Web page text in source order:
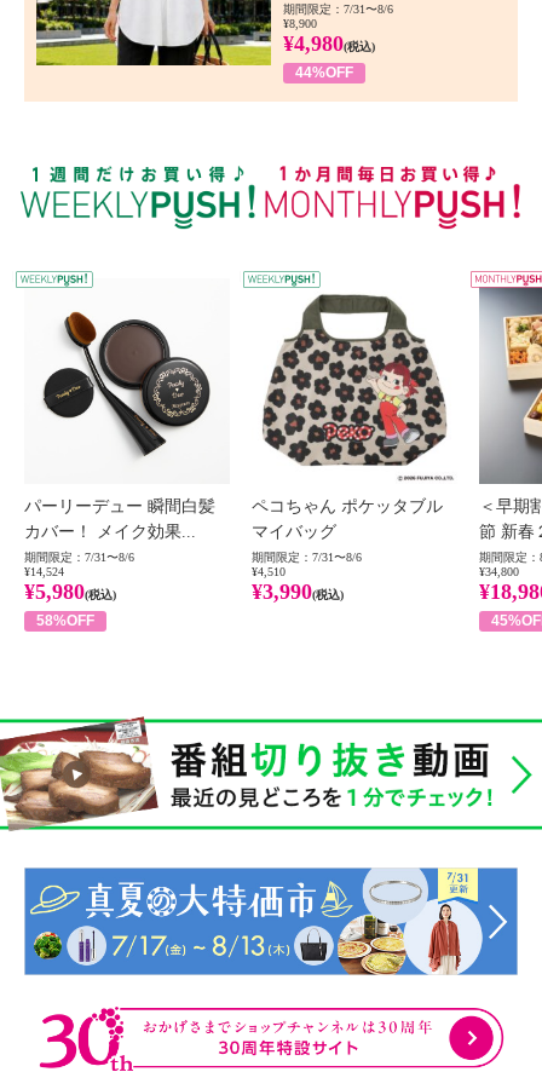
期間限定：7/31〜8/6
¥8,900
¥4,980(税込)
44%OFF
WEEKLY PUSH
パーリーデュー 瞬間白髪
カバー！ メイク効果...
期間限定：7/31〜8/6
¥14,524
¥5,980(税込)
58%OFF
ペコちゃん ポケッタブル
マイバッグ
期間限定：7/31〜8/6
¥4,510
¥3,990(税込)
＜早期
節 新春
期間限定：
¥34,800